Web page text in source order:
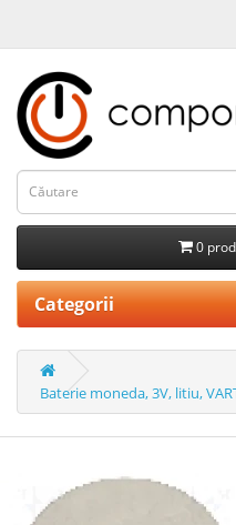
0
Categorii
Baterie moneda, 3V, litiu,